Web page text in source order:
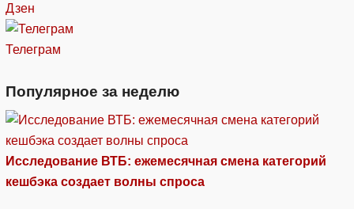
Дзен
Телеграм
Популярное за неделю
Исследование ВТБ: ежемесячная смена категорий
кешбэка создает волны спроса